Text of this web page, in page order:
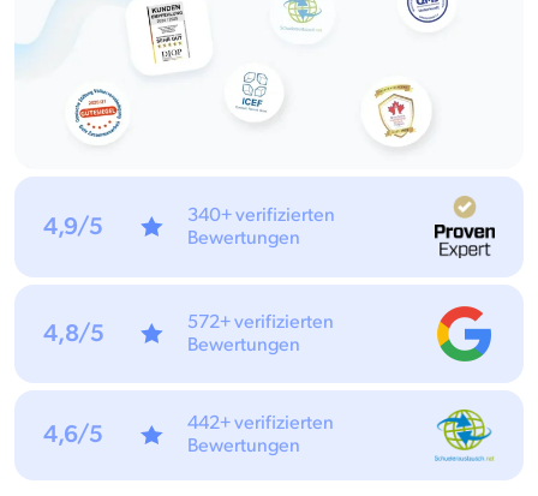
4,9/5
340+ verifizierten
Bewertungen
4,8/5
572+ verifizierten
Bewertungen
4,6/5
442+ verifizierten
Bewertungen